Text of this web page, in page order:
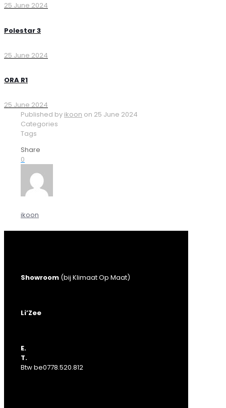
25 June 2024
Polestar 3
25 June 2024
ORA R1
25 June 2024
Published by ikoon on 25 June 2024
Categories
Tags
Share
0
ikoon
Showroom (bij Klimaat Op Maat)
Li’Zee
E.
T.
Btw be0778.520.812